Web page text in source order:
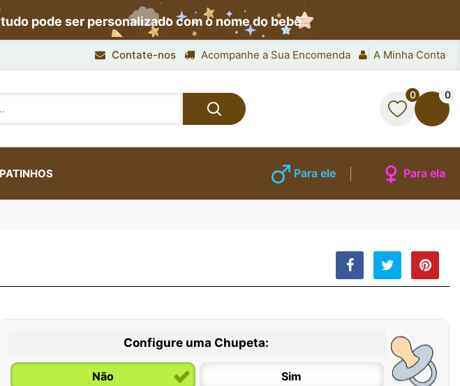
tudo pode ser personalizado com o nome do bebê
Contate-nos Acompanhe a Sua Encomenda A Minha Conta
0 0
Para ele Para ela
Configure uma Chupeta:
Não Sim